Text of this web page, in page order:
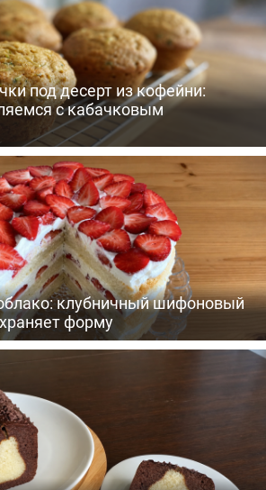
под десерт из кофейни:
с кабачковым
клубничный шифоновый
форму